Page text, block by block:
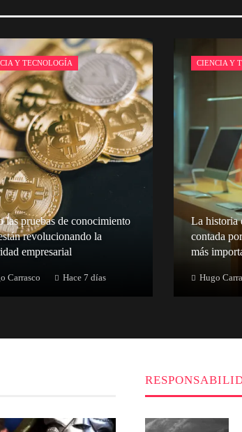
Y TECNOLOGÍA
las pruebas de conocimiento
revolucionando la
empresarial
Carrasco Hace 7 días
CIENCIA Y
La historia
contada
más
Hugo